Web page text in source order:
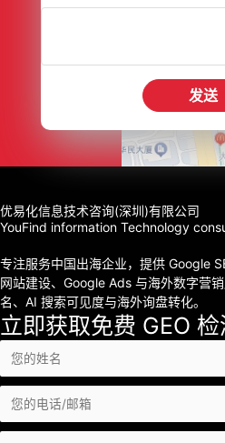
发送
优易化信息技术咨询(深圳)有限公司
YouFind information Technology
专注服务中国出海企业，提供 Google
网站建设、Google Ads 与海外数字营
名、AI 搜索可见度与海外询盘转化。
立即获取免费 GEO 检